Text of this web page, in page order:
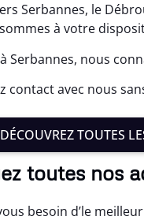
Serbannes, le
à votre
Serbannes, nous
contact avec nous
DÉCOUVREZ TOUTES
toutes nos
besoin d’le